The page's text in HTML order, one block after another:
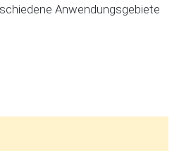
Anwendungsgebiete